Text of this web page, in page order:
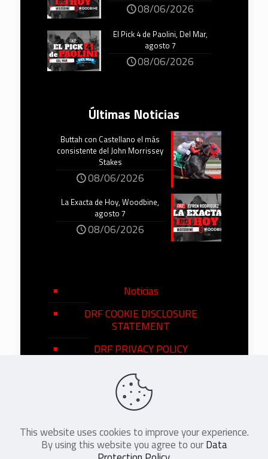
08/06/2026
El Pick 4 de Paolini, Del Mar,
agosto 7
08/06/2026
Últimas Noticias
Buttah con Castellano el más
consistente del John Morrissey
Stakes
08/06/2026
La Exacta de Hoy, Woodbine,
agosto 7
08/06/2026
Noticias
DRF COOKIE DISCLOSURE
STATEMENT
DRF PRIVACY POLICY
©2026DRF en Español. All Rights
Reserved
This website uses cookies to improve your experience.
By using this website you agree to ourData